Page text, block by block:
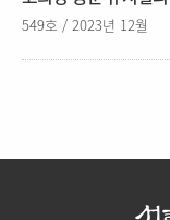
549호 / 2023년 12월